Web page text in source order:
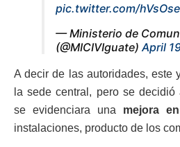
pic.twitter.com/
— Ministerio de
(@MICIVIguate) April
A decir de las autoridades, este
la sede central, pero se
se evidenciara una mejora
instalaciones, producto de los